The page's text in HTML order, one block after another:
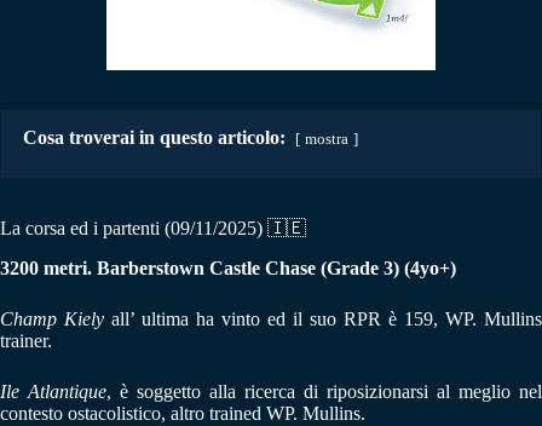
Cosa troverai in questo articolo: mostra
La corsa ed i partenti (09/11/2025) 🇮🇪
3200 metri. Barberstown Castle Chase (Grade 3) (4yo+)
Champ Kiely all’ ultima ha vinto ed il suo RPR è 159, WP. Mullins
trainer.
Ile Atlantique, è soggetto alla ricerca di riposizionarsi al meglio nel
contesto ostacolistico, altro trained WP. Mullins.